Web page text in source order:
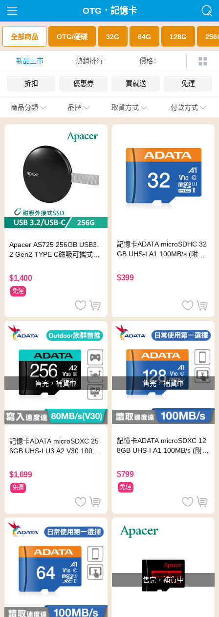
OTG．記憶卡
全部商品 OTG/硬碟 32G 64G 128G
新品上市 熱銷排行 價格
折扣 優惠券 買就送 免運
商品分類 品牌 取貨方式 付款方式
Apacer AS725 256GB USB3.
2 Gen2 TYPE C磁吸可攜式固
$1,400
免運
記憶卡ADATA microSDHC 32
GB UHS-I A1 100MB/s (附轉
$399
售完，補貨中
記憶卡ADATA microSDXC 25
6GB UHS-I U3 A2 V30 100M
$1,699
免運
售完，補貨中
記憶卡ADATA microSDXC 12
8GB UHS-I A1 100MB/s (附轉
$799
免運
售完，補貨中